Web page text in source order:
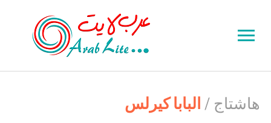
Toggle
navigation
هاشتاج / البابا كيرلس